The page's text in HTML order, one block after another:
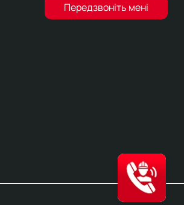
Передзвоніть мені